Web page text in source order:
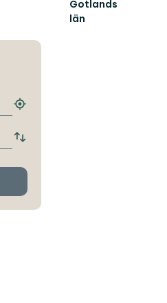
Hitta
hållplats
Byt
och
Gotlands
län